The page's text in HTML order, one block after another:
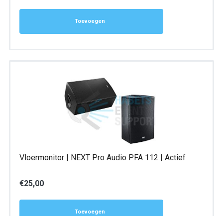
Toevoegen
Vloermonitor | NEXT Pro Audio PFA 112 | Actief
€25,00
Toevoegen